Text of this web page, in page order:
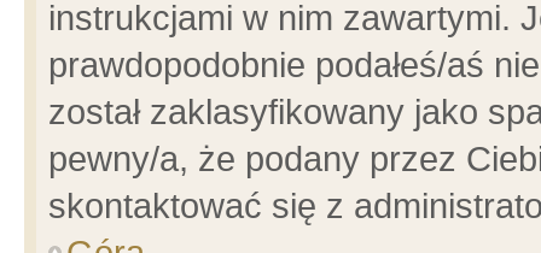
instrukcjami w nim zawartymi.
prawdopodobnie podałeś/aś
został zaklasyfikowany jako
pewny/a, że podany przez
skontaktować się z